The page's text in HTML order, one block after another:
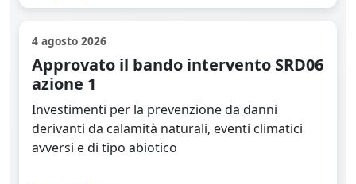
4 agosto 2026
Approvato il bando intervento SRD06
azione 1
Investimenti per la prevenzione da danni
derivanti da calamità naturali, eventi climatici
avversi e di tipo abiotico